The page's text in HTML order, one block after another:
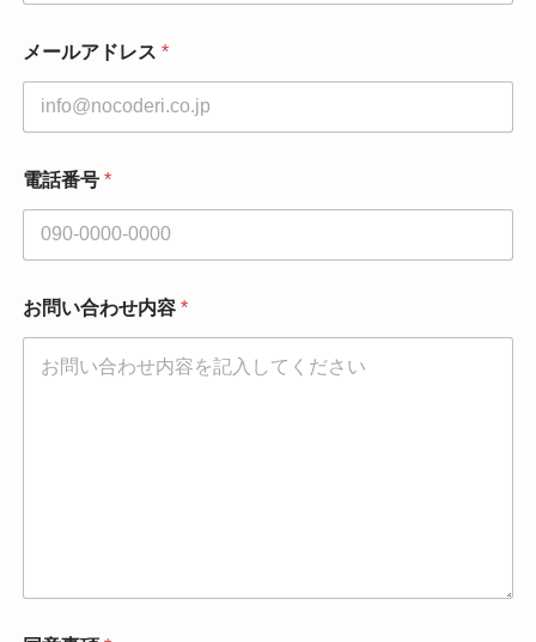
メールアドレス *
電話番号 *
お問い合わせ内容 *